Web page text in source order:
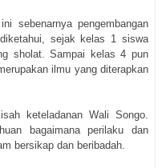
sebenarnya pengembangan
sejak kelas 1 siswa
sholat. Sampai kelas 4 pun
ilmu yang diterapkan
keteladanan Wali Songo.
bagaimana perilaku dan
bersikap dan beribadah.